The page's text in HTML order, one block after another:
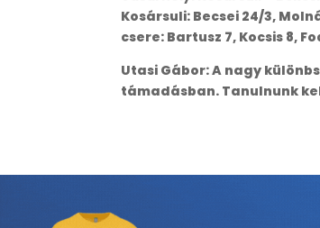
Kosársuli: Becsei 24/3,
csere: Bartusz 7, Kocsis 8,
Utasi Gábor: A nagy
támadásban. Tanulnunk